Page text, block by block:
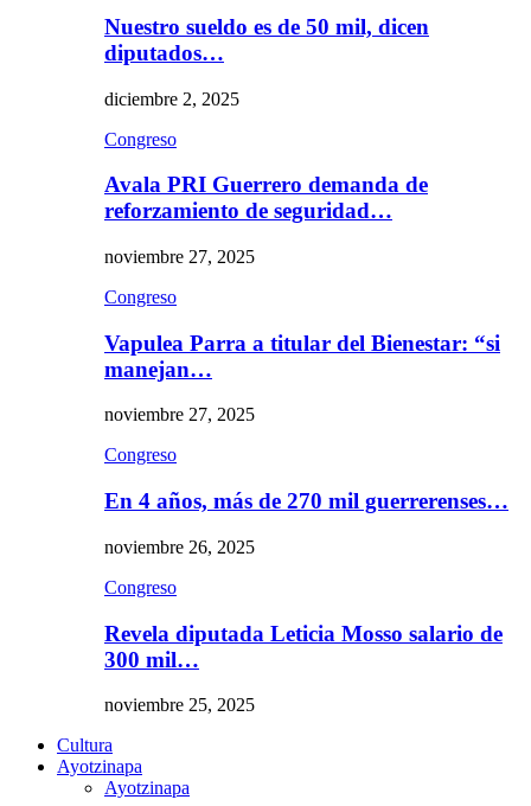
Nuestro sueldo es de 50 mil, dicen
diputados…
diciembre 2, 2025
Congreso
Avala PRI Guerrero demanda de
reforzamiento de seguridad…
noviembre 27, 2025
Congreso
Vapulea Parra a titular del Bienestar: “si
manejan…
noviembre 27, 2025
Congreso
En 4 años, más de 270 mil guerrerenses…
noviembre 26, 2025
Congreso
Revela diputada Leticia Mosso salario de
300 mil…
noviembre 25, 2025
Cultura
Ayotzinapa
Ayotzinapa